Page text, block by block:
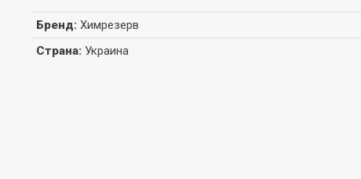
Бренд: Химрезерв
Страна: Украина